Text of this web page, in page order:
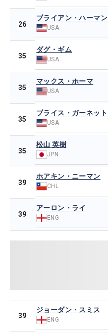
26
ブライアン・ハーマン
USA
35
ダグ・ギム
USA
35
マックス・ホーマ
USA
35
ブライス・ガーネット
USA
35
松山 英樹
JPN
39
ホアキン・ニーマン
CHL
39
アーロン・ライ
ENG
39
ジョーダン・スミス
ENG